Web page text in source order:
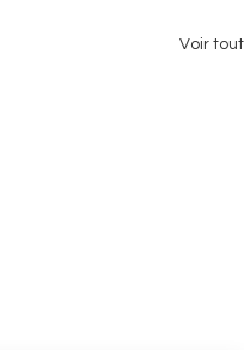
Voir tout